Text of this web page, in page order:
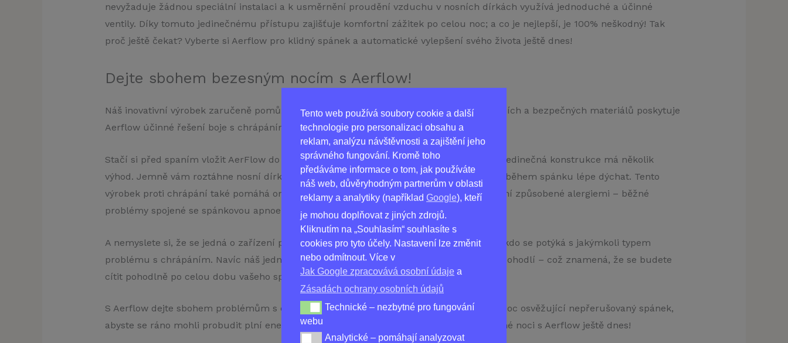
Tento web používá soubory cookie a další
technologie pro personalizaci obsahu a
reklam, analýzu návštěvnosti a zajištění jeho
správného fungování. Kromě toho
předáváme informace o tom, jak používáte
náš web, důvěryhodným partnerům v oblasti
reklamy a analytiky (například Google), kteří
je mohou doplňovat z jiných zdrojů.
Kliknutím na „Souhlasím“ souhlasíte s
cookies pro tyto účely. Nastavení lze změnit
nebo odmítnout. Více v
Jak Google zpracovává osobní údaje a
Zásadách ochrany osobních údajů
Technické – nezbytné pro fungování webu
Technické – nezbytné pro fungování
webu
Analytické – pomáhají analyzovat provoz na webu
Analytické – pomáhají analyzovat
nevyžaduje žádnou speciální instalaci a k usměrnění proudění vzduchu v nosních dírkách využívá jednoduché a účinné
ventily. Díky tomuto jedinečnému přístupu zajišťuje komfortní zážitek po celou noc; a co je nejlepší, je 100% neškodný! Tak
proč ještě čekat? Vyberte si Aerflow pro klidný spánek a automatické vylepšení svého života ještě dnes!
Dejte sbohem bezesným nocím s Aerflow!
Náš inovativní výrobek zaručeně pomůže těm, kteří trpí chrápáním. Díky použití přírodních a bezpečných materiálů poskytuje
Aerflow účinné řešení boje s chrápáním, aniž by bylo nutné provádět invazivní zákroky.
Stačí si před spaním vložit AerFlow do nosu a budete moci klidně spát celou noc. Jeho jedinečná konstrukce má několik
výhod. Jemně vám roztáhne nosní dírky a rozšíří průchod vzduchu, takže se vám bude během spánku lépe dýchat. Tento
výrobek proti chrápání také pomáhá omezit dýchání ústy, silné vibrace v krku a překrvení způsobené alergiemi – běžné
problémy spojené se spánkovou apnoe.
A nemyslete si, že se jedná o zařízení pouze pro silné chrápaly; je vhodné pro každého, kdo se potýká s jakýmkoli typem
problému s chrápáním. Navíc náš jednoduchý, ale ergonomický design pamatuje na nepohodlí – což znamená, že se budete
cítit pohodlně po celou dobu vašeho spánku bez chrápání!
S Aerflow dejte sbohem problémům s chrápáním – a ospalým ránům! Získejte každou noc osvěžující nepřerušovaný spánek,
abyste se ráno mohli probudit plní energie a připraveni na další den. Znovu objevte klidné noci s Aerflow ještě dnes!